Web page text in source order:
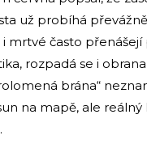
už probíhá
mrtvé často přenášejí
rozpadá se i
brána“
na mapě, ale reálný